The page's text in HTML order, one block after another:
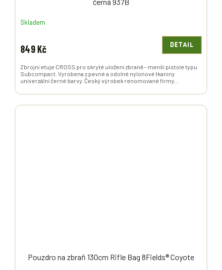
černá 937B
Skladem
849 Kč DETAIL
Zbrojní etuje CROSS pro skryté uložení zbraně - menší pistole typu
Subcompact. Vyrobena z pevné a odolné nylonové tkaniny
univerzální černé barvy. Český výrobek renomované firmy...
Pouzdro na zbraň 130cm Rifle Bag 8Fields® Coyote